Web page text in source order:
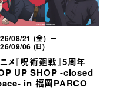
08/21 (金) －
09/06 (日)
メ『呪術廻戦』5周年
UP SHOP -closed
in 福岡PARCO